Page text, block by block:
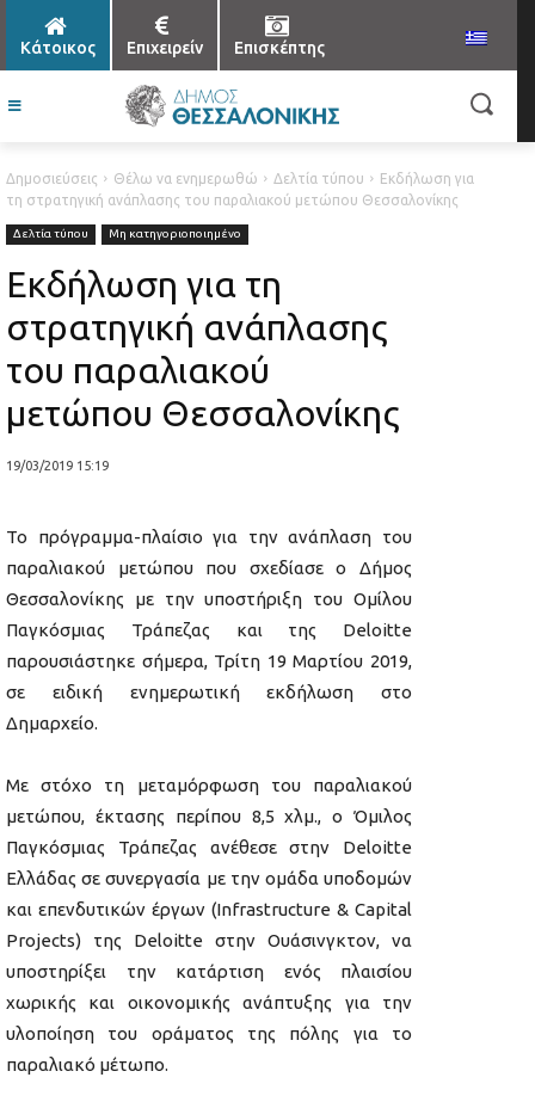
Κάτοικος Επιχειρείν Επισκέπτης
Δημοσιεύσεις Θέλω να ενημερωθώ Δελτία τύπου
Εκδήλωση για
τη στρατηγική ανάπλασης του παραλιακού μετώπου Θεσσαλονίκης
Δελτία τύπου Μη κατηγοριοποιημένο
Εκδήλωση για τη
στρατηγική ανάπλασης
του παραλιακού
μετώπου Θεσσαλονίκης
19/03/2019 15:19
Το πρόγραμμα-πλαίσιο για την ανάπλαση του
παραλιακού μετώπου που σχεδίασε ο Δήμος
Θεσσαλονίκης με την υποστήριξη του Ομίλου
Παγκόσμιας Τράπεζας και της Deloitte
παρουσιάστηκε σήμερα, Τρίτη 19 Μαρτίου 2019,
σε ειδική ενημερωτική εκδήλωση στο
Δημαρχείο.
Με στόχο τη μεταμόρφωση του παραλιακού
μετώπου, έκτασης περίπου 8,5 χλμ., ο Όμιλος
Παγκόσμιας Τράπεζας ανέθεσε στην Deloitte
Ελλάδας σε συνεργασία με την ομάδα υποδομών
και επενδυτικών έργων (Infrastructure & Capital
Projects) της Deloitte στην Ουάσινγκτον, να
υποστηρίξει την κατάρτιση ενός πλαισίου
χωρικής και οικονομικής ανάπτυξης για την
υλοποίηση του οράματος της πόλης για το
παραλιακό μέτωπο.